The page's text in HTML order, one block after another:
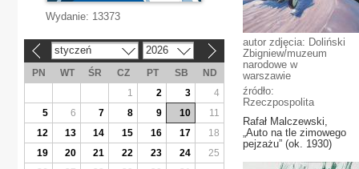
autor zdjęcia: Doliński
Zbigniew/muzeum
narodowe w
warszawie
źródło:
Rzeczpospolita
Rafał Malczewski,
„Auto na tle zimowego
pejzażu” (ok. 1930)
Wydanie: 13373
styczeń 2026
PN WT ŚR CZ PT SB
ND
1
2 3
4
5
6 7 8 9 10
11
12
13 14 15 16 17
18
19
20 21 22 23 24
25